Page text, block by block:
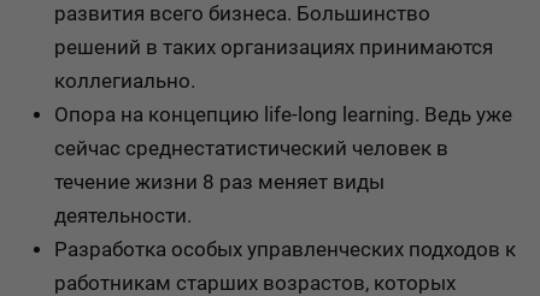
развития всего бизнеса. Большинство
решений в таких организациях принимаются
коллегиально.
Опора на концепцию life-long learning. Ведь уже
сейчас среднестатистический человек в
течение жизни 8 раз меняет виды
деятельности.
Разработка особых управленческих подходов к
работникам старших возрастов, которых